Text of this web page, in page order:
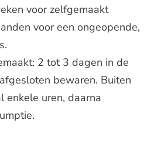
voor zelfgemaakt
voor een ongeopende,
2 tot 3 dagen in de
bewaren. Buiten
enkele uren, daarna